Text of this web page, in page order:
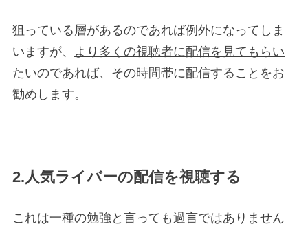
狙っている層があるのであれば例外になってしま
いますが、 より多くの視聴者に配信を見てもらい
たいのであれば、その時間帯に配信すること をお
勧めします。
2.人気ライバーの配信を視聴する
これは一種の勉強と言っても過言ではありません